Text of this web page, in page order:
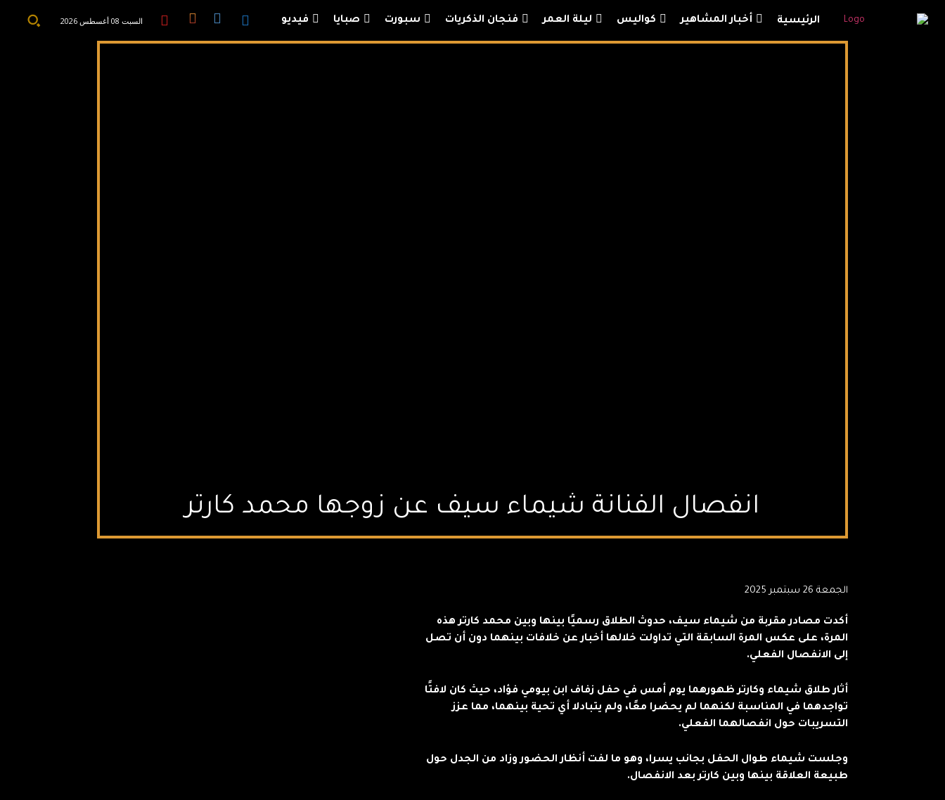
الرئيسية أخبار المشاهير كواليس ليلة العمر فنجان الذكريات سبورت صبايا فيديو السبت 08 أغسطس 2026
انفصال الفنانة شيماء سيف عن زوجها محمد كارتر
الجمعة 26 سبتمبر 2025
أكدت مصادر مقربة من شيماء سيف، حدوث الطلاق رسميًا بينها وبين محمد كارتر هذه
المرة، على عكس المرة السابقة التي تداولت خلالها أخبار عن خلافات بينهما دون أن تصل
إلى الانفصال الفعلي.
أثار طلاق شيماء وكارتر ظهورهما يوم أمس في حفل زفاف ابن بيومي فؤاد، حيث كان لافتًا
تواجدهما في المناسبة لكنهما لم يحضرا معًا، ولم يتبادلا أي تحية بينهما، مما عزز
التسريبات حول انفصالهما الفعلي.
وجلست شيماء طوال الحفل بجانب يسرا، وهو ما لفت أنظار الحضور وزاد من الجدل حول
طبيعة العلاقة بينها وبين كارتر بعد الانفصال.